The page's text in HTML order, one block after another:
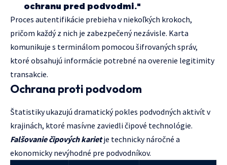
ochranu pred podvodmi."
Proces autentifikácie prebieha v niekoľkých krokoch,
pričom každý z nich je zabezpečený nezávisle. Karta
komunikuje s terminálom pomocou šifrovaných správ,
ktoré obsahujú informácie potrebné na overenie legitimity
transakcie.
Ochrana proti podvodom
Štatistiky ukazujú dramatický pokles podvodných aktivít v
krajinách, ktoré masívne zaviedli čipové technológie.
Falšovanie čipových karietje technicky náročné a
ekonomicky nevýhodné pre podvodníkov.